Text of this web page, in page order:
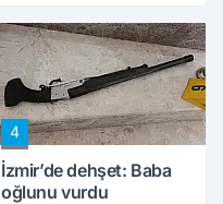
peynircilerimizi de
kıskaca aldı, müdahale
ettik'
4
İzmir’de dehşet: Baba
oğlunu vurdu